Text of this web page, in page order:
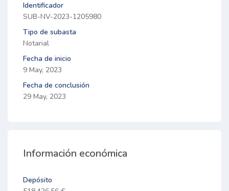
Identificador
SUB-NV-2023-1205980
Tipo de subasta
Notarial
Fecha de inicio
9 May, 2023
Fecha de conclusión
29 May, 2023
Información económica
Depósito